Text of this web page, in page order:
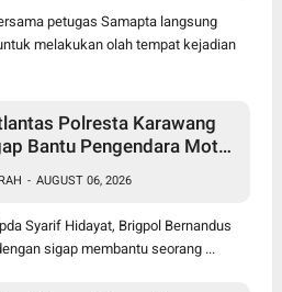
petugas Samapta langsung
melakukan olah tempat kejadian
Polresta Karawang
Bantu Pengendara Motor
- AUGUST 06, 2026
Syarif Hidayat, Brigpol Bernandus
sigap membantu seorang ...